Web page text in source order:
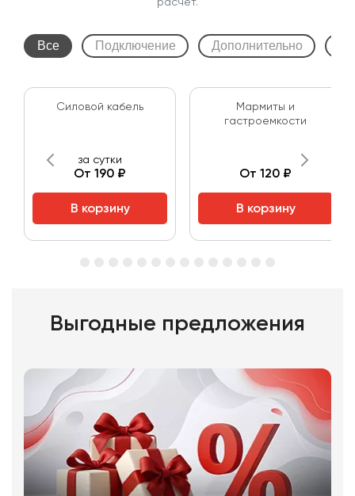
расчет.
Все Подключение Дополнительно
Силовой кабель
за сутки
От 190 ₽
В корзину
Мармиты и
гастроемкости
От 120 ₽
В корзину
Выгодные предложения